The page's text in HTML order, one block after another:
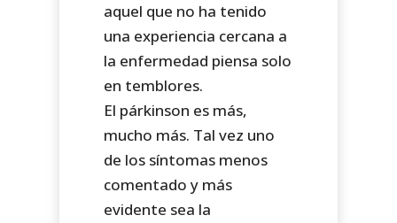
aquel que no ha tenido
una experiencia cercana a
la enfermedad piensa solo
en temblores.
El párkinson es más,
mucho más. Tal vez uno
de los síntomas menos
comentado y más
evidente sea la